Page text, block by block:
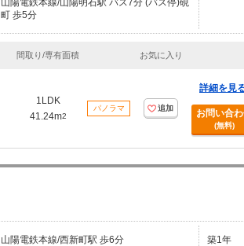
山陽電鉄本線/山陽明石駅 バス7分 (バス停)硯
町 歩5分
間取り/専有面積 お気に入り
1LDK
41.24m2
パノラマ 追加
詳細を見
お問い合
(無料)
山陽電鉄本線/西新町駅 歩6分
築1年